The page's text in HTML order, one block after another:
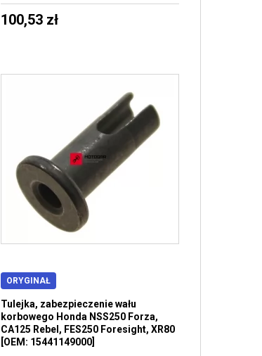
100,53 zł
ORYGINAŁ
Tulejka, zabezpieczenie wału
korbowego Honda NSS250 Forza,
CA125 Rebel, FES250 Foresight, XR80
[OEM: 15441149000]